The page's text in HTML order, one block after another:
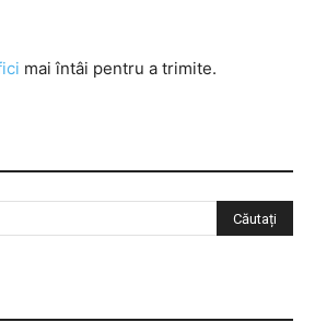
mai întâi pentru a trimite.